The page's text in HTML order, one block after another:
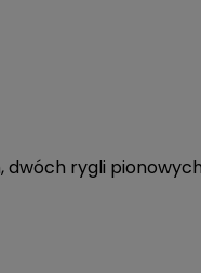
rygli